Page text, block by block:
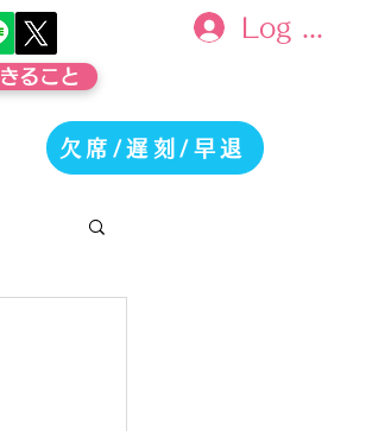
ること
Log In
合せ 欠席/遅刻/早退